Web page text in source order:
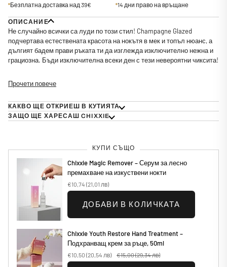
Безплатна доставка над 39€ 14 дни право на връщане
ОПИСАНИЕ
Не случайно всички са луди по този стил! Champagne Glazed
подчертава естествената красота на нокътя в мек и топъл нюанс, а
дългият бадем прави ръката ти да изглежда изключително нежна и
грациозна. Бъди изключителна всеки ден с тези невероятни чиксита!
Прочети повече
КАКВО ЩЕ ОТКРИЕШ В КУТИЯТА
ЗАЩО ЩЕ ХАРЕСАШ CHIXXIE
КУПИ СЪЩО
Chixxie Magic Remover – Серум за лесно
премахване на изкуствени нокти
€10,74 (21,01 лв)
ДОБАВИ В КОЛИЧКАТА
Chixxie Youth Restore Hand Treatment –
Подхранващ крем за ръце, 50ml
€10,50 (20,54 лв) €15,00(29,34 лв)